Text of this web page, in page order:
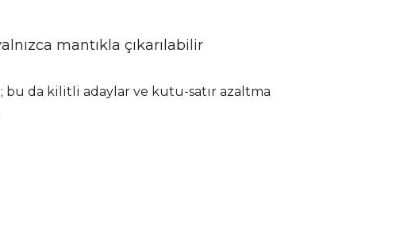
mantıkla çıkarılabilir
bu da kilitli adaylar ve kutu-satır azaltma